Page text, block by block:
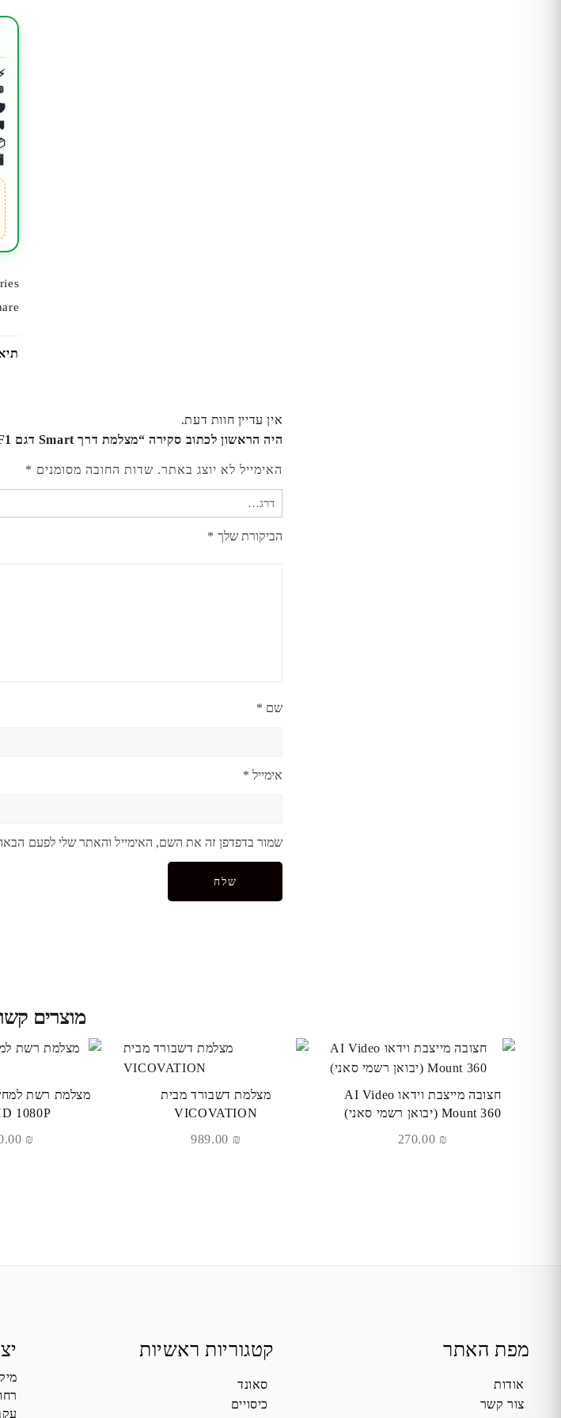
אין עדיין חוות דעת.
היה הראשון לכתוב סקירה “מצלמת דרך Smart דגם F1”
האימייל לא יוצג באתר. שדות החובה מסומנים *
הביקורת שלך *
שם *
אימייל *
שמור בדפדפן זה את השם, האימייל והאתר שלי לפעם
מוצרים
חצובה מייצבת וידאו AI Video
Mount 360 (יבואן רשמי סאני)
₪
מצלמת דשבורד מבית
VICOVATION
₪
1080P
₪
מפת האתר
אודות
צור קשר
קטגוריות ראשיות
סאונד
כיסויים